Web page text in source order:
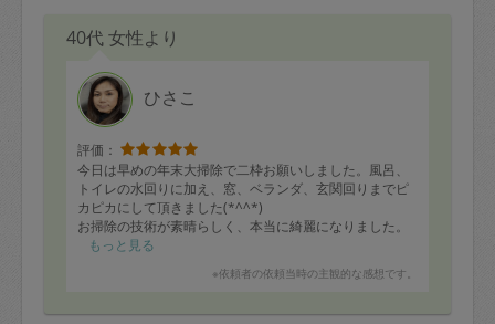
40代 女性より
ひさこ
評価：
今日は早めの年末大掃除で二枠お願いしました。風呂、
トイレの水回りに加え、窓、ベランダ、玄関回りまでピ
カピカにして頂きました(*^^*)
お掃除の技術が素晴らしく、本当に綺麗になりました。
りがとうございました！
もっと見る
※依頼者の依頼当時の主観的な感想です。